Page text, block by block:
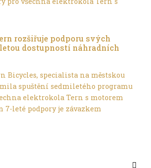
rozšiřuje podporu svých
dostupností náhradních
Bicycles, specialista na městskou
spuštění sedmiletého programu
elektrokola Tern s motorem
7-leté podpory je závazkem